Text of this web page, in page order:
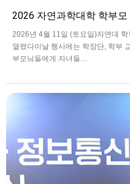
2026 자연과학대학 학부
2026년 4월 11일 (토요일)자연대
열렸다이날 행사에는 학장단, 학부
부모님들에게 자녀들…